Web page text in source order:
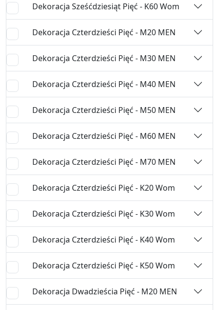
Dekoracja Sześćdziesiąt Pięć - K60 Wom
Dekoracja Czterdzieści Pięć - M20 MEN
Dekoracja Czterdzieści Pięć - M30 MEN
Dekoracja Czterdzieści Pięć - M40 MEN
Dekoracja Czterdzieści Pięć - M50 MEN
Dekoracja Czterdzieści Pięć - M60 MEN
Dekoracja Czterdzieści Pięć - M70 MEN
Dekoracja Czterdzieści Pięć - K20 Wom
Dekoracja Czterdzieści Pięć - K30 Wom
Dekoracja Czterdzieści Pięć - K40 Wom
Dekoracja Czterdzieści Pięć - K50 Wom
Dekoracja Dwadzieścia Pięć - M20 MEN